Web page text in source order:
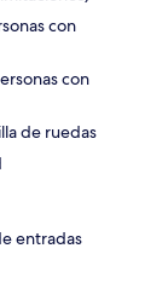
con
con
de ruedas
entradas